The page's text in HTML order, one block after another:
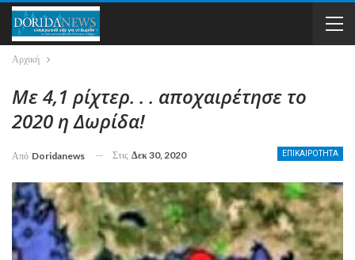
Αρχική
Με 4,1 ρίχτερ. . . αποχαιρέτησε το
2020 η Δωρίδα!
ΕΠΙΚΑΙΡΟΤΗΤΑ
Από Doridanews Στις Δεκ 30, 2020